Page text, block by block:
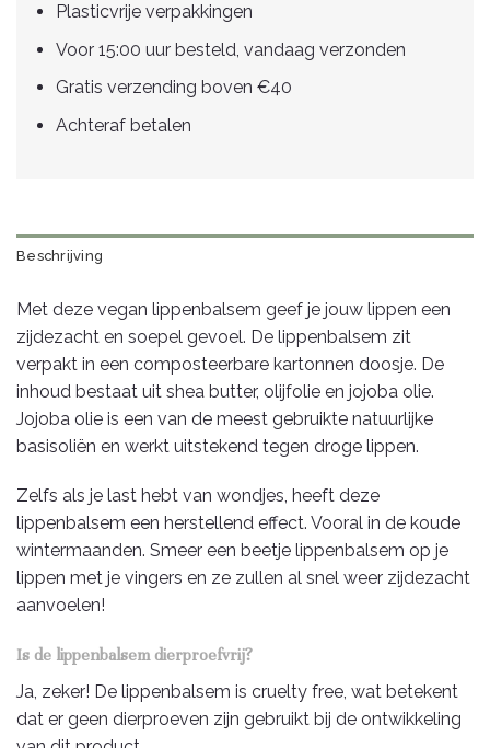
Plasticvrije verpakkingen
Voor 15:00 uur besteld, vandaag verzonden
Gratis verzending boven €40
Achteraf betalen
Beschrijving
Met deze vegan lippenbalsem geef je jouw lippen een
zijdezacht en soepel gevoel. De lippenbalsem zit
verpakt in een composteerbare kartonnen doosje. De
inhoud bestaat uit shea butter, olijfolie en jojoba olie.
Jojoba olie is een van de meest gebruikte natuurlijke
basisoliën en werkt uitstekend tegen droge lippen.
Zelfs als je last hebt van wondjes, heeft deze
lippenbalsem een herstellend effect. Vooral in de koude
wintermaanden. Smeer een beetje lippenbalsem op je
lippen met je vingers en ze zullen al snel weer zijdezacht
aanvoelen!
Is de lippenbalsem dierproefvrij?
Ja, zeker! De lippenbalsem is cruelty free, wat betekent
dat er geen dierproeven zijn gebruikt bij de ontwikkeling